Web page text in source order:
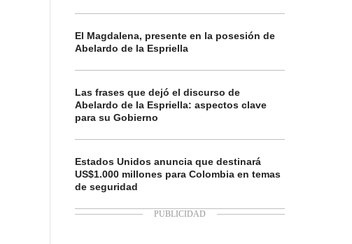
El Magdalena, presente en la posesión de
Abelardo de la Espriella
Las frases que dejó el discurso de
Abelardo de la Espriella: aspectos clave
para su Gobierno
Estados Unidos anuncia que destinará
US$1.000 millones para Colombia en temas
de seguridad